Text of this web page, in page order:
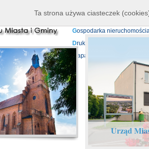
P
rojekty europejskie
Gospodarka
Druki do pobrania
Mapa serwisu
Urząd
Ta strona używa ciasteczek